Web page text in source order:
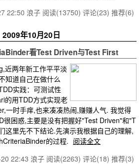
22:50 浪子 阅读(13750) 评论(23) 推荐(6)
2009年10月20日
看Test Driven与Test First
近两年新工作平平淡
知道自己在做什么
实践：可测试性
的用TDD方式实现老
一时手痒,也来凑凑热闹,赚赚人气. 我觉得
很困惑,主要是没有把握好"Test Driven"和"T
这里先不下结论.先演示我根据自己的理解,
的过程. 阅读全文
22:43 浪子 阅读(2263) 评论(18) 推荐(3)